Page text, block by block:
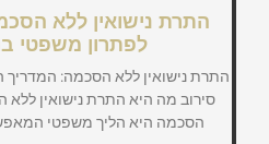
התרת נישואין ללא
לפתרון משפטי
התרת נישואין ללא הסכמה:
סירוב מה היא התרת נישואין
הסכמה היא הליך משפטי המאפשר